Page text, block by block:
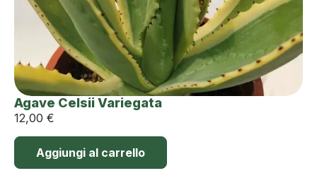
Agave Celsii Variegata
12,00 €
Aggiungi al carrello